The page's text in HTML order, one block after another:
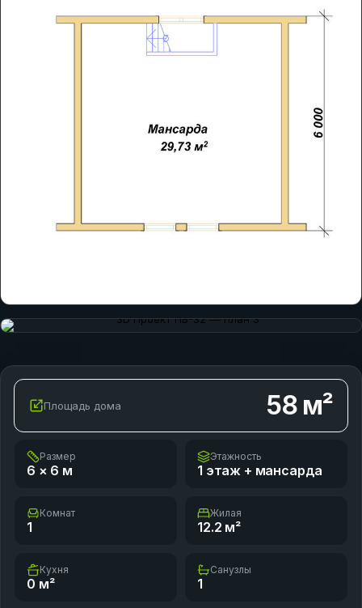
Площадь дома 58м²
Размер
6 × 6 м
Этажность
1 этаж + мансарда
Комнат
1
Жилая
12.2 м²
Кухня
0 м²
Санузлы
1